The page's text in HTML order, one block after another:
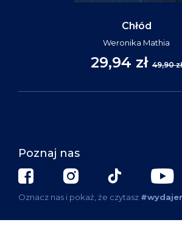
Chłód
Weronika Mathia
29,94 zł 49,90 zł
Poznaj nas
Oznacz nas i pokaż, że czytasz